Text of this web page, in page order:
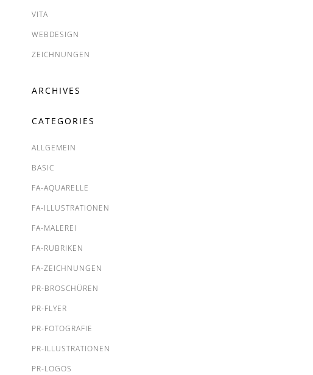
VITA
WEBDESIGN
ZEICHNUNGEN
ARCHIVES
CATEGORIES
ALLGEMEIN
BASIC
FA-AQUARELLE
FA-ILLUSTRATIONEN
FA-MALEREI
FA-RUBRIKEN
FA-ZEICHNUNGEN
PR-BROSCHÜREN
PR-FLYER
PR-FOTOGRAFIE
PR-ILLUSTRATIONEN
PR-LOGOS